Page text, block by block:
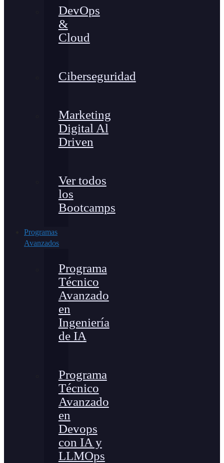
DevOps
&
Cloud
Ciberseguridad
Marketing
Digital Al
Driven
Ver todos
los
Bootcamps
Programas
Avanzados
Programa
Técnico
Avanzado
en
Ingeniería
de IA
Programa
Técnico
Avanzado
en
Devops
con IA y
LLMOps